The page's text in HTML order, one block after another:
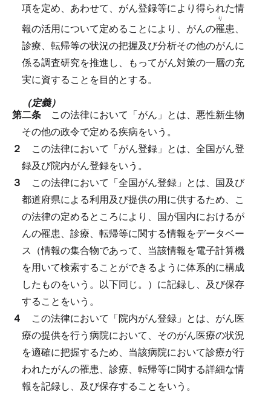
項を定め、あわせて、がん登録等により得られた情
報の活用について定めることにより、がんの罹
り
患、
診療、転帰等の状況の把握及び分析その他のがんに
係る調査研究を推進し、もってがん対策の一層の充
実に資することを目的とする。
（定義）
第二条 この法律において「がん」とは、悪性新生物
その他の政令で定める疾病をいう。
２ この法律において「がん登録」とは、全国がん登
録及び院内がん登録をいう。
３ この法律において「全国がん登録」とは、国及び
都道府県による利用及び提供の用に供するため、こ
の法律の定めるところにより、国が国内におけるが
んの罹患、診療、転帰等に関する情報をデータベー
ス（情報の集合物であって、当該情報を電子計算機
を用いて検索することができるように体系的に構成
したものをいう。以下同じ。）に記録し、及び保存
することをいう。
４ この法律において「院内がん登録」とは、がん医
療の提供を行う病院において、そのがん医療の状況
を適確に把握するため、当該病院において診療が行
われたがんの罹患、診療、転帰等に関する詳細な情
報を記録し、及び保存することをいう。